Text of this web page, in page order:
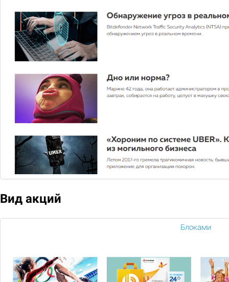
Вид акций
Блоками
восточной кухни. Мы радуем наших гостей
вкусной кухней, приемлемыми ценами,
подарками, акциями и ежемесячными
новинками. Всегда на заказ более 300 блюд!
Осуществляем доставку роллов, суши,
салатов, горячих блюд, супов, лапши, пиццы,
пасты, бургеров.
Когда внезапно нагрянули гости и нет времени готовить,
или на работе намечается корпоратив, доставка еды в офис
или домой может оказаться очень удобным вариантом.
Кроме того, в Москве часто бывает плохая погода, когда
особенно не хочется никуда выходить на обед или ужин. В
таком случае вам поможет служба доставки «Dostavka.pro»
.
Преимущества заказа в интернет-
магазине «Dostavka.pro»:
Оплачиваете заказ по факту доставки
Возможность самовывоза в день заказа